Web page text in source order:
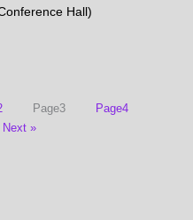
Hall)
Page3 Page4
Next »